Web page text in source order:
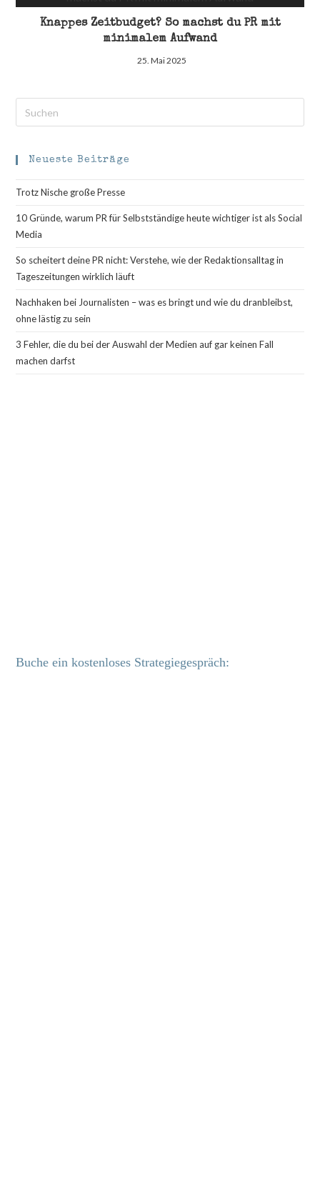
Knappes Zeitbudget? So machst du PR mit
minimalem Aufwand
25. Mai 2025
Neueste Beiträge
Trotz Nische große Presse
10 Gründe, warum PR für Selbstständige heute wichtiger ist als Social
Media
So scheitert deine PR nicht: Verstehe, wie der Redaktionsalltag in
Tageszeitungen wirklich läuft
Nachhaken bei Journalisten – was es bringt und wie du dranbleibst,
ohne lästig zu sein
3 Fehler, die du bei der Auswahl der Medien auf gar keinen Fall
machen darfst
Buche ein kostenloses Strategiegespräch: